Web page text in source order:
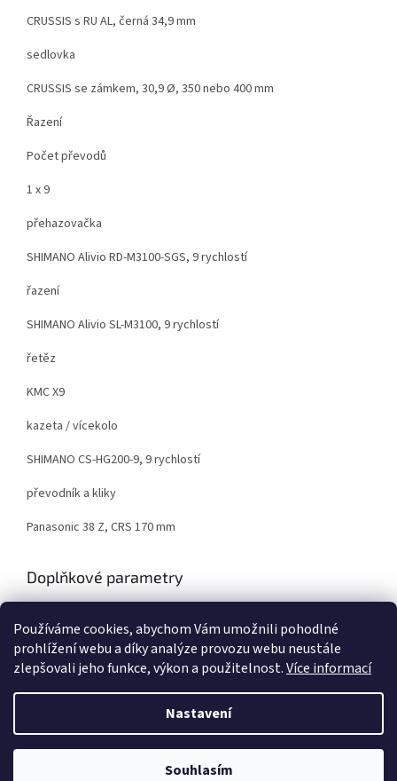
Používáme cookies, abychom Vám umožnili pohodlné
prohlížení webu a díky analýze provozu webu neustále
zlepšovali jeho funkce, výkon a použitelnost.Více informací
Nastavení
Souhlasím
CRUSSIS s RU AL, černá 34,9 mm
sedlovka
CRUSSIS se zámkem, 30,9 Ø, 350 nebo 400 mm
Řazení
Počet převodů
1 x 9
přehazovačka
SHIMANO Alivio RD-M3100-SGS, 9 rychlostí
řazení
SHIMANO Alivio SL-M3100, 9 rychlostí
řetěz
KMC X9
kazeta / vícekolo
SHIMANO CS-HG200-9, 9 rychlostí
převodník a kliky
Panasonic 38 Z, CRS 170 mm
Doplňkové parametry
EAN: 8595640731282
Vytvořil Shoptet
Elektrokola - Dobruška